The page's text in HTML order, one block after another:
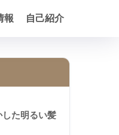
報 自己紹介
した明るい髪